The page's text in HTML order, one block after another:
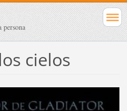
persona
cielos